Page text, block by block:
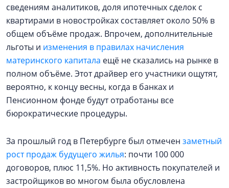
сведениям аналитиков, доля ипотечных сделок с
квартирами в новостройках составляет около 50% в
общем объёме продаж. Впрочем, дополнительные
льготы и изменения в правилах начисления
материнского капитала ещё не сказались на рынке в
полном объёме. Этот драйвер его участники ощутят,
вероятно, к концу весны, когда в банках и
Пенсионном фонде будут отработаны все
бюрократические процедуры.
За прошлый год в Петербурге был отмечен заметный
рост продаж будущего жилья: почти 100 000
договоров, плюс 11,5%. Но активность покупателей и
застройщиков во многом была обусловлена